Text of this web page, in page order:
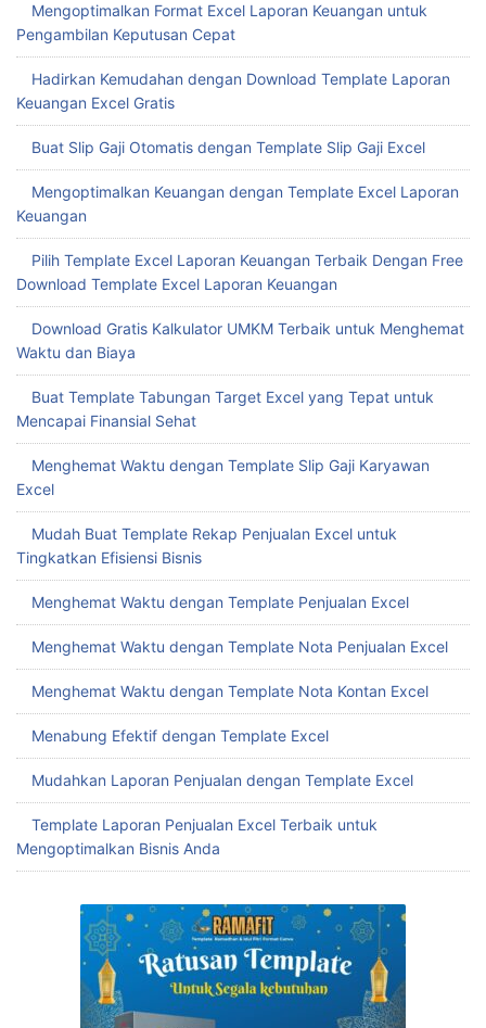
Mengoptimalkan Format Excel Laporan Keuangan untuk
Pengambilan Keputusan Cepat
Hadirkan Kemudahan dengan Download Template Laporan
Keuangan Excel Gratis
Buat Slip Gaji Otomatis dengan Template Slip Gaji Excel
Mengoptimalkan Keuangan dengan Template Excel Laporan
Keuangan
Pilih Template Excel Laporan Keuangan Terbaik Dengan Free
Download Template Excel Laporan Keuangan
Download Gratis Kalkulator UMKM Terbaik untuk Menghemat
Waktu dan Biaya
Buat Template Tabungan Target Excel yang Tepat untuk
Mencapai Finansial Sehat
Menghemat Waktu dengan Template Slip Gaji Karyawan
Excel
Mudah Buat Template Rekap Penjualan Excel untuk
Tingkatkan Efisiensi Bisnis
Menghemat Waktu dengan Template Penjualan Excel
Menghemat Waktu dengan Template Nota Penjualan Excel
Menghemat Waktu dengan Template Nota Kontan Excel
Menabung Efektif dengan Template Excel
Mudahkan Laporan Penjualan dengan Template Excel
Template Laporan Penjualan Excel Terbaik untuk
Mengoptimalkan Bisnis Anda